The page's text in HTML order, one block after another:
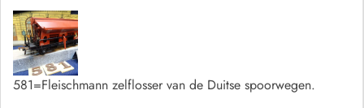
581=Fleischmann zelflosser van de Duitse spoorwegen.